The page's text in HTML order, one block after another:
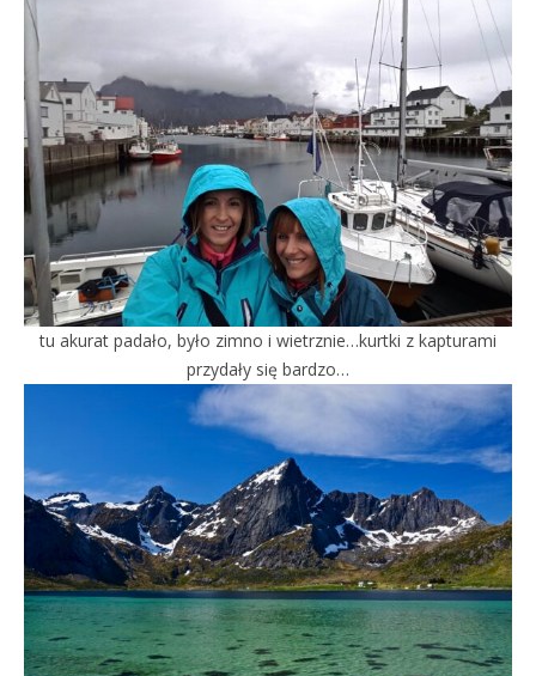
tu akurat padało, było zimno i wietrznie…kurtki z kapturami
przydały się bardzo…